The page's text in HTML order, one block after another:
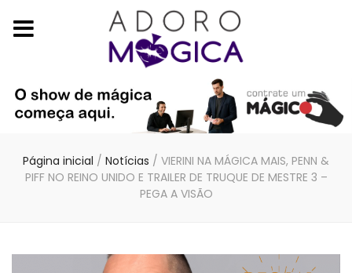
Página inicial / Notícias / VIERINI NA MÁGICA MAIS, PENN &
PIFF NO REINO UNIDO E TRAILER DE TRUQUE DE MESTRE 3 –
PEGA A VISÃO